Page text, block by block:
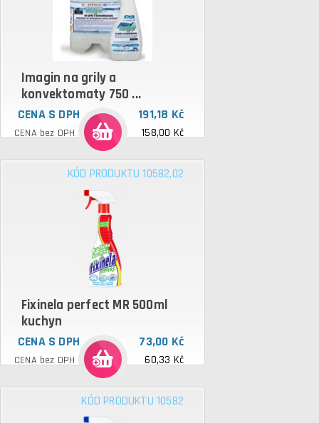
Imagin na grily a
konvektomaty 750 ...
CENA S DPH 191,18 Kč
CENA bez DPH 158,00 Kč
KÓD PRODUKTU 10582,02
Fixinela perfect MR 500ml
kuchyn
CENA S DPH 73,00 Kč
CENA bez DPH 60,33 Kč
KÓD PRODUKTU 10582